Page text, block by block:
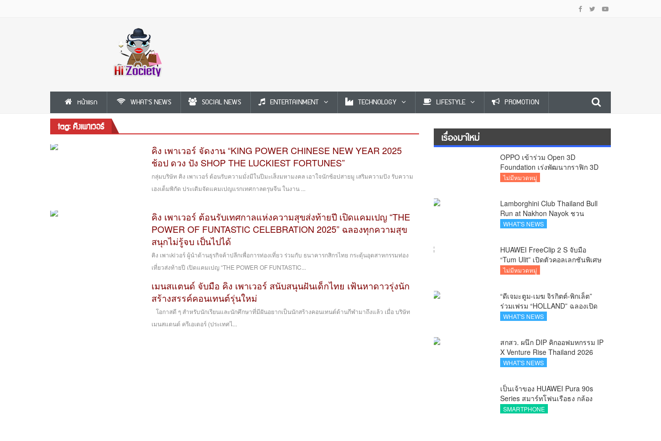
หน้าแรก WHAT'S NEWS SOCIAL NEWS ENTERTAINMENT TECHNOLOGY LIFESTYLE PROMOTION
tag: คิงเพาเวอร์
คิง เพาเวอร์ จัดงาน “KING POWER CHINESE NEW YEAR 2025
ช้อป ดวง ปัง SHOP THE LUCKIEST FORTUNES”
กลุ่มบริษัท คิง เพาเวอร์ ต้อนรับความมั่งมีในปีมะเส็งมหามงคล เอาใจนักช้อปสายมู เสริมความปัง รับความ
เฮงเต็มพิกัด ประเดิมจัดแคมเปญแรกเทศกาลตรุษจีน ในงาน ...
คิง เพาเวอร์ ต้อนรับเทศกาลแห่งความสุขส่งท้ายปี เปิดแคมเปญ “THE
POWER OF FUNTASTIC CELEBRATION 2025” ฉลองทุกความสุข
สนุกไม่รู้จบ เป็นไปได้
คิง เพาเkiวอร์ ผู้นำด้านธุรกิจค้าปลีกเพื่อการท่องเที่ยว ร่วมกับ ธนาคารกสิกรไทย กระตุ้นอุตสาหกรรมท่อง
เที่ยวส่งท้ายปี เปิดแคมเปญ “THE POWER OF FUNTASTIC...
เมนสแตนด์ จับมือ คิง เพาเวอร์ สนับสนุนฝันเด็กไทย เฟ้นหาดาวรุ่งนัก
สร้างสรรค์คอนเทนต์รุ่นใหม่
โอกาสดี ๆ สำหรับนักเรียนและนักศึกษาที่มีฝันอยากเป็นนักสร้างคอนเทนต์ด้านกีฬามาถึงแล้ว เมื่อ บริษัท
เมนสแตนด์ ครีเอเตอร์ (ประเทศไ...
เรื่องมาใหม่
OPPO เข้าร่วม Open 3D
Foundation เร่งพัฒนากราฟิก 3D
บนอุปกรณ์มือถือ
ไม่มีหมวดหมู่
Lamborghini Club Thailand Bull
Run at Nakhon Nayok ชวน
คาราวานกระทิงดุ สัมผัสธรรมชาติ
WHAT'S NEWS
HUAWEI FreeClip 2 S จับมือ
“Tum Ulit” เปิดตัวคอลเลกชันพิเศษ
Space Explorer ถ่ายทอดศิลปะบน
ไม่มีหมวดหมู่
“ดีเจมะตูม-เมฆ จิรกิตต์-พิกเล็ต”
ร่วมเฟรม “HOLLAND” ฉลองเปิด
ตัว SELBAN แบรนด์แฟชั่น
WHAT'S NEWS
สกสว. ผนึก DIP คิกออฟมหกรรม IP
X Venture Rise Thailand 2026
สร้างระบบนิเวศเชื่อมทรัพย์สินทาง
WHAT'S NEWS
เป็นเจ้าของ HUAWEI Pura 90s
Series สมาร์ทโฟนเรือธง กล้อง
ถ่ายสวยสมจริงทุกระยะ พร้อมของ
SMARTPHONE